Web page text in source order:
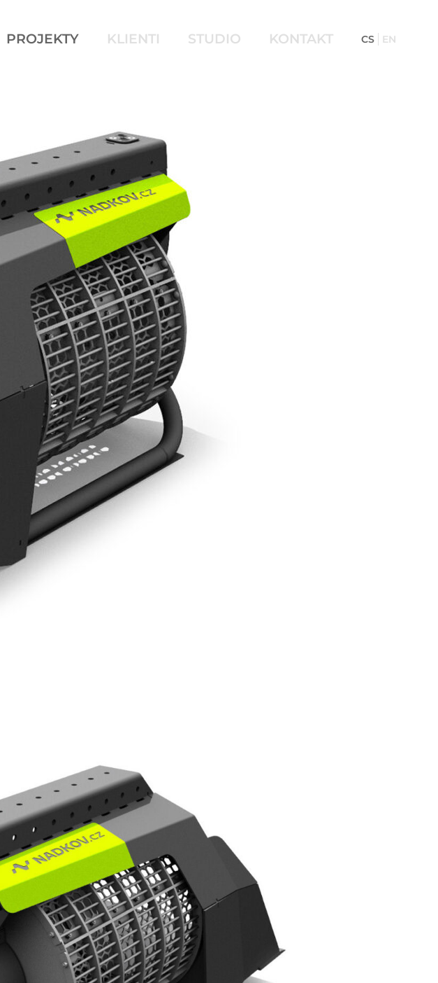
PROJEKTY KLIENTI STUDIO KONTAKT CS EN